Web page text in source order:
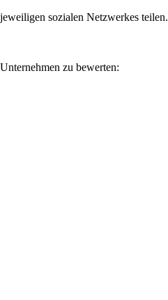
sozialen Netzwerkes teilen.
zu bewerten: